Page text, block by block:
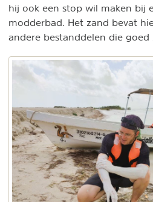
hij ook een stop wil maken bij
modderbad. Het zand bevat
andere bestanddelen die goed